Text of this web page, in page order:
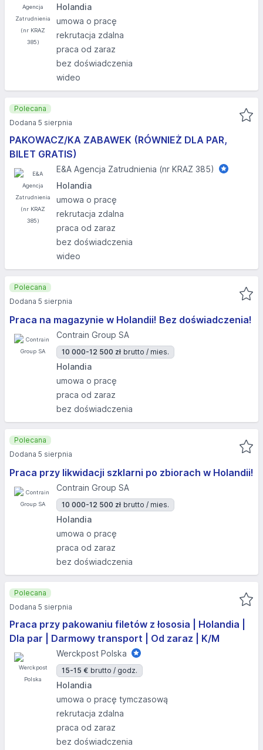
Holandia
umowa o pracę
rekrutacja zdalna
praca od zaraz
bez doświadczenia
wideo
PAKOWACZ/KA ZABAWEK (RÓWNIEŻ DLA PAR,
BILET GRATIS)
E&A Agencja Zatrudnienia (nr KRAZ 385)
Holandia
umowa o pracę
rekrutacja zdalna
praca od zaraz
bez doświadczenia
wideo
Polecana
Dodana 5 sierpnia
Praca na magazynie w Holandii! Bez doświadczenia!
Contrain Group SA
10 000-12 500 zł brutto / mies.
Holandia
umowa o pracę
praca od zaraz
bez doświadczenia
Polecana
Dodana 5 sierpnia
Praca przy likwidacji szklarni po zbiorach w Holandii!
Contrain Group SA
10 000-12 500 zł brutto / mies.
Holandia
umowa o pracę
praca od zaraz
bez doświadczenia
Polecana
Dodana 5 sierpnia
Praca przy pakowaniu filetów z łososia | Holandia |
Dla par | Darmowy transport | Od zaraz | K/M
Werckpost Polska
15-15 € brutto / godz.
Holandia
umowa o pracę tymczasową
rekrutacja zdalna
praca od zaraz
bez doświadczenia
Polecana
Dodana 5 sierpnia